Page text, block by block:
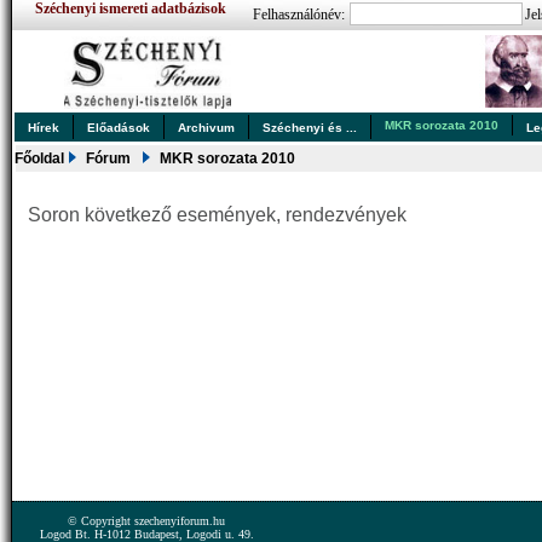
Széchenyi ismereti adatbázisok Felhasználónév:
Hírek Előadások Archivum Széchenyi és ... MKR sorozata 2010
Főoldal Fórum MKR sorozata 2010
Soron következő események, rendezvények
© Copyright szechenyiforum.hu
Logod Bt. H-1012 Budapest, Logodi u. 49.